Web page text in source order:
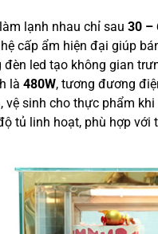
lạnh nhau chỉ sau 30 –
cấp ẩm hiện đại giúp
đèn led tạo không gian
là 480W, tương đương
vệ sinh cho thực phẩm khi
tủ linh hoạt, phù hợp